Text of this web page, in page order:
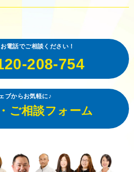
電話でご相談ください！
208-754
ブからお気軽に♪
ご相談フォーム